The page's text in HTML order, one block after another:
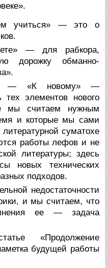
учиться» — это о
— для рабкора,
дорожку обманно-
— «К новому» —
тех элементов нового
мы считаем нужным
и которые мы сами
суматохе
работы лефов и не
литературы; здесь
новых технических
подходов.
недостаточности
и мы считаем, что
ее — задача
«Продолжение
будущей работы